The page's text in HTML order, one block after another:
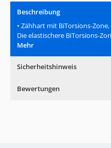
Beschreibung
• Zähhart mit BiTorsions-
Die elastischere BiTorsions-
Mehr
Sicherheitshinweis
Bewertungen